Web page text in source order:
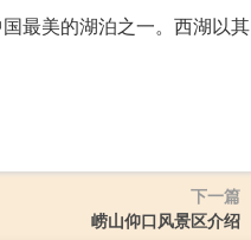
最美的湖泊之一。西湖以其
下一篇
崂山仰口风景区介绍